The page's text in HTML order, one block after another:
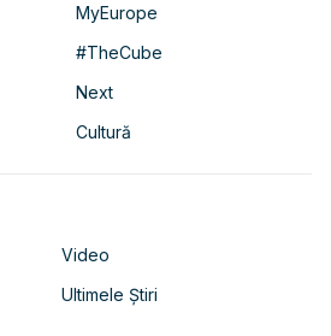
MyEurope
#TheCube
Next
Cultură
Video
Ultimele Știri